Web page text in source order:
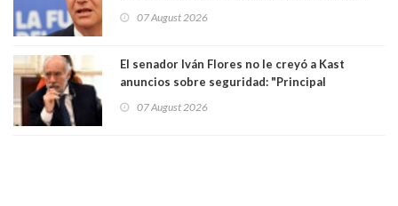
07 August 2026
El senador Iván Flores no le creyó a Kast
anuncios sobre seguridad: "Principal
perseguir ruta del dinero y levantar secreto
07 August 2026